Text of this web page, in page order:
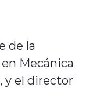
de la
Mecánica
y el director